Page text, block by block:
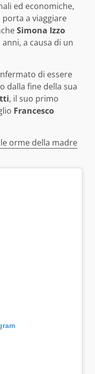
ed economiche,
a viaggiare
Simona Izzo
a causa di un
di essere
dalla fine della sua
, il suo primo
Francesco
orme della madre